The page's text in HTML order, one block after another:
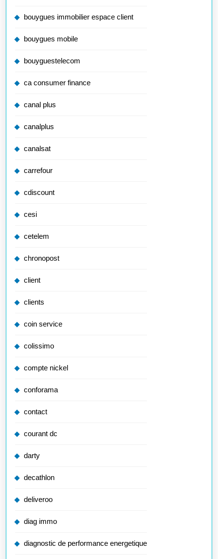
bouygues immobilier espace client
bouygues mobile
bouyguestelecom
ca consumer finance
canal plus
canalplus
canalsat
carrefour
cdiscount
cesi
cetelem
chronopost
client
clients
coin service
colissimo
compte nickel
conforama
contact
courant dc
darty
decathlon
deliveroo
diag immo
diagnostic de performance energetique